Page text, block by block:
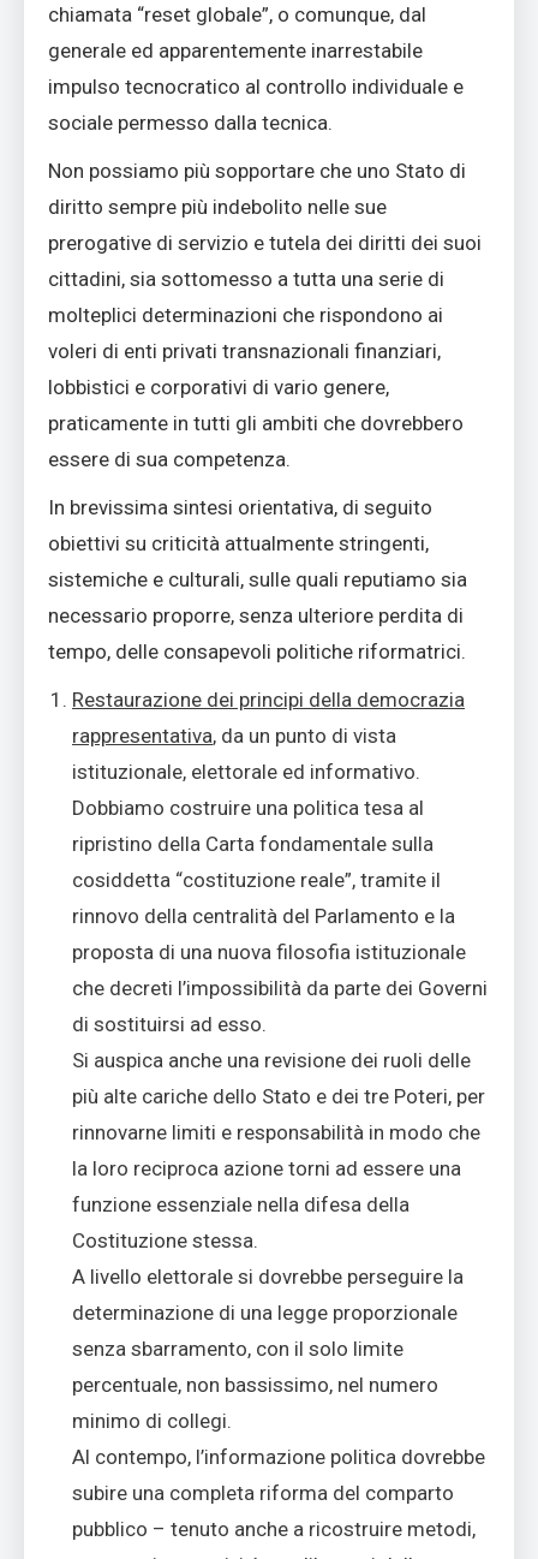
chiamata “reset globale”, o comunque, dal
generale ed apparentemente inarrestabile
impulso tecnocratico al controllo individuale e
sociale permesso dalla tecnica.
Non possiamo più sopportare che uno Stato di
diritto sempre più indebolito nelle sue
prerogative di servizio e tutela dei diritti dei suoi
cittadini, sia sottomesso a tutta una serie di
molteplici determinazioni che rispondono ai
voleri di enti privati transnazionali finanziari,
lobbistici e corporativi di vario genere,
praticamente in tutti gli ambiti che dovrebbero
essere di sua competenza.
In brevissima sintesi orientativa, di seguito
obiettivi su criticità attualmente stringenti,
sistemiche e culturali, sulle quali reputiamo sia
necessario proporre, senza ulteriore perdita di
tempo, delle consapevoli politiche riformatrici.
Restaurazione dei principi della democrazia
rappresentativa, da un punto di vista
istituzionale, elettorale ed informativo.
Dobbiamo costruire una politica tesa al
ripristino della Carta fondamentale sulla
cosiddetta “costituzione reale”, tramite il
rinnovo della centralità del Parlamento e la
proposta di una nuova filosofia istituzionale
che decreti l’impossibilità da parte dei Governi
di sostituirsi ad esso.
Si auspica anche una revisione dei ruoli delle
più alte cariche dello Stato e dei tre Poteri, per
rinnovarne limiti e responsabilità in modo che
la loro reciproca azione torni ad essere una
funzione essenziale nella difesa della
Costituzione stessa.
A livello elettorale si dovrebbe perseguire la
determinazione di una legge proporzionale
senza sbarramento, con il solo limite
percentuale, non bassissimo, nel numero
minimo di collegi.
Al contempo, l’informazione politica dovrebbe
subire una completa riforma del comparto
pubblico – tenuto anche a ricostruire metodi,